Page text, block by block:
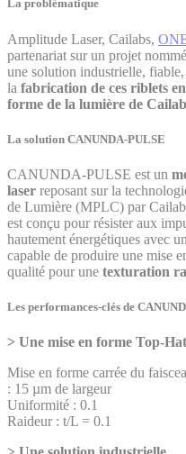
La problématique
Amplitude Laser, Cailabs,
partenariat sur un projet
une solution industrielle,
la fabrication de ces riblets
forme de la lumière de
La solution CANUNDA-PULSE
CANUNDA-PULSE est un
laser reposant sur la
de Lumière (MPLC) par
est conçu pour résister aux
hautement énergétiques avec
capable de produire une mise
qualité pour une texturation
Les performances-clés de
> Une mise en forme Top-
Mise en forme carrée du
: 15 µm de largeur
Uniformité : 0.1
Raideur : t/L = 0.1